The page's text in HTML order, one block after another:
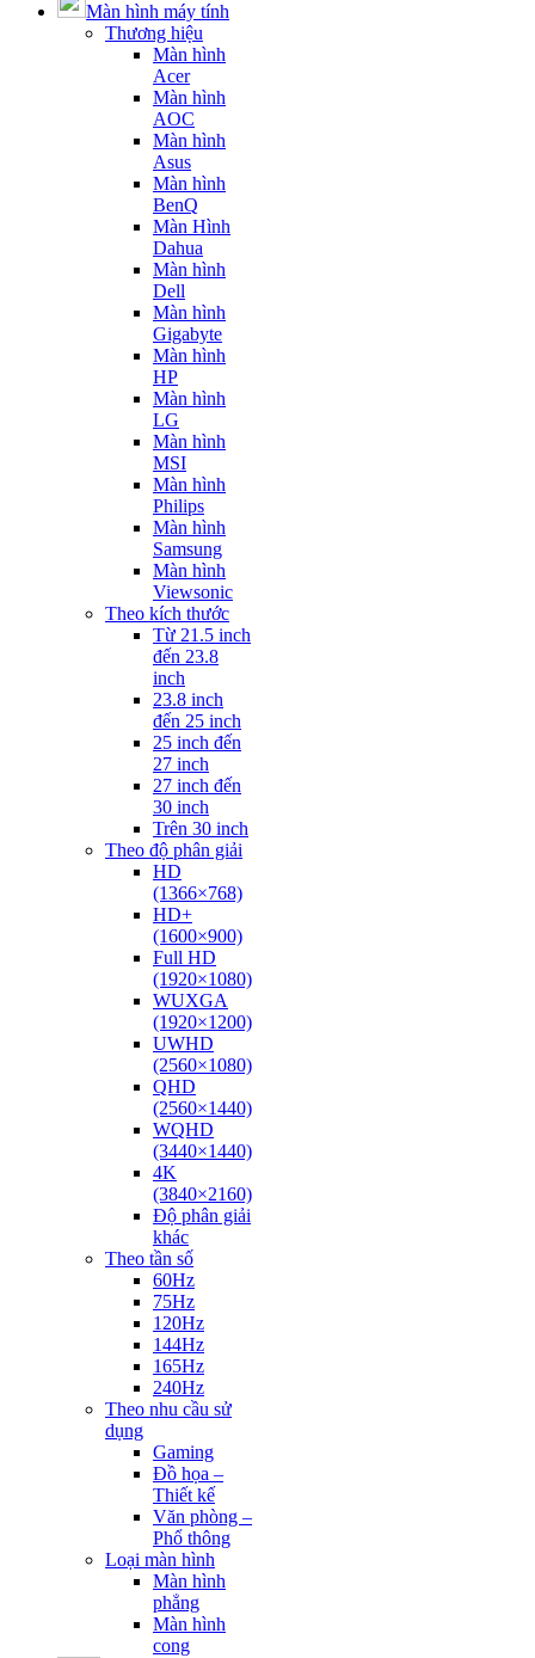
Màn hình máy tính
Thương hiệu
Màn hình
Acer
Màn hình
AOC
Màn hình
Asus
Màn hình
BenQ
Màn Hình
Dahua
Màn hình
Dell
Màn hình
Gigabyte
Màn hình
HP
Màn hình
LG
Màn hình
MSI
Màn hình
Philips
Màn hình
Samsung
Màn hình
Viewsonic
Theo kích thước
Từ 21.5 inch
đến 23.8
inch
23.8 inch
đến 25 inch
25 inch đến
27 inch
27 inch đến
30 inch
Trên 30 inch
Theo độ phân giải
HD
(1366×768)
HD+
(1600×900)
Full HD
(1920×1080)
WUXGA
(1920×1200)
UWHD
(2560×1080)
QHD
(2560×1440)
WQHD
(3440×1440)
4K
(3840×2160)
Độ phân giải
khác
Theo tần số
60Hz
75Hz
120Hz
144Hz
165Hz
240Hz
Theo nhu cầu sử
dụng
Gaming
Đồ họa –
Thiết kế
Văn phòng –
Phổ thông
Loại màn hình
Màn hình
phẳng
Màn hình
cong